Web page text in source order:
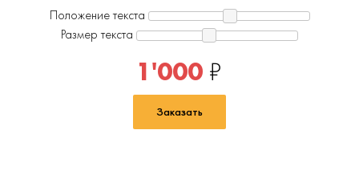
Положение текста
Размер текста
1'000 ₽
Заказать